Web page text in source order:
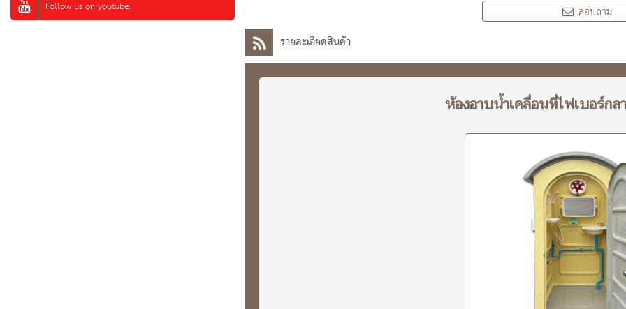
Follow us on youtube. สอบถาม
รายละเอียดสินค้า
ห้องอาบน้ำเคลื่อนที่ไฟเบอร์กล